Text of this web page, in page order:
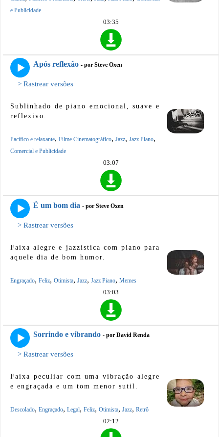
e Publicidade
03:35
Após reflexão - por Steve Oxen
> Rastrear versões
Sublinhado de piano emocional, suave e
reflexivo.
Pacífico e relaxante, Filme Cinematográfico, Jazz, Jazz Piano,
Comercial e Publicidade
03:07
É um bom dia - por Steve Oxen
> Rastrear versões
Faixa alegre e jazzística com piano para
aquele dia de bom humor.
Engraçado, Feliz, Otimista, Jazz, Jazz Piano, Memes
03:03
Sorrindo e vibrando - por David Renda
> Rastrear versões
Faixa peculiar com uma vibração alegre
e engraçada e um tom menor sutil.
Descolado, Engraçado, Legal, Feliz, Otimista, Jazz, Retrô
02:12